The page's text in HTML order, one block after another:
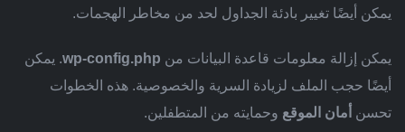
يمكن أيضًا تغيير بادئة الجداول لحد من مخاطر الهجمات.
يمكن إزالة معلومات قاعدة البيانات من wp-config.php. يمكن
أيضًا حجب الملف لزيادة السرية والخصوصية. هذه الخطوات
تحسن أمان الموقع وحمايته من المتطفلين.